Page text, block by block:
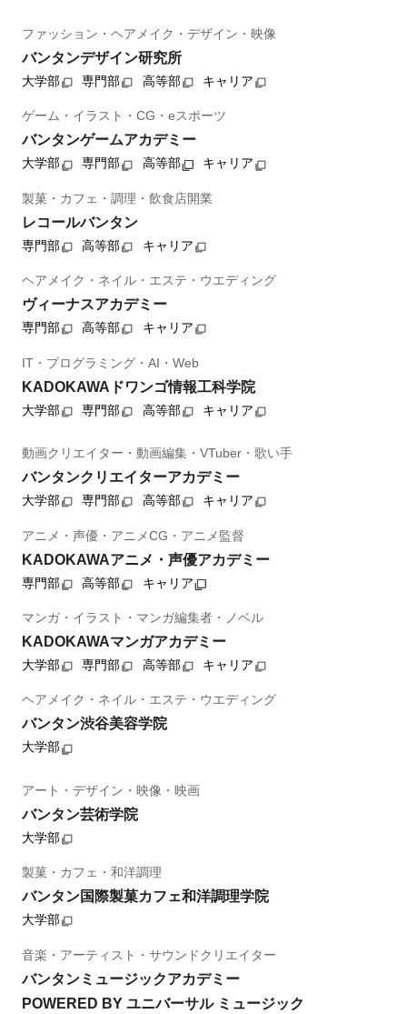
ファッション・ヘアメイク・デザイン・映像
バンタンデザイン研究所
大学部 専門部 高等部 キャリア
ゲーム・イラスト・CG・eスポーツ
バンタンゲームアカデミー
大学部 専門部 高等部 キャリア
製菓・カフェ・調理・飲食店開業
レコールバンタン
専門部 高等部 キャリア
ヘアメイク・ネイル・エステ・ウエディング
ヴィーナスアカデミー
専門部 高等部 キャリア
IT・プログラミング・AI・Web
KADOKAWAドワンゴ情報工科学院
大学部 専門部 高等部 キャリア
動画クリエイター・動画編集・VTuber・歌い手
バンタンクリエイターアカデミー
大学部 専門部 高等部 キャリア
アニメ・声優・アニメCG・アニメ監督
KADOKAWAアニメ・声優アカデミー
専門部 高等部 キャリア
マンガ・イラスト・マンガ編集者・ノベル
KADOKAWAマンガアカデミー
大学部 専門部 高等部 キャリア
ヘアメイク・ネイル・エステ・ウエディング
バンタン渋谷美容学院
大学部
アート・デザイン・映像・映画
バンタン芸術学院
大学部
製菓・カフェ・和洋調理
バンタン国際製菓カフェ和洋調理学院
大学部
音楽・アーティスト・サウンドクリエイター
バンタンミュージックアカデミー
POWERED BY ユニバーサル ミュージック